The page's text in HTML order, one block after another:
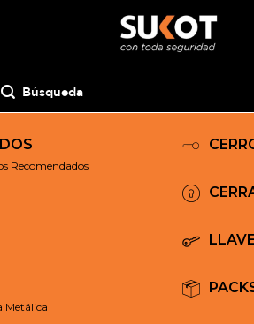
Búsqueda
Recomendados
Metálica